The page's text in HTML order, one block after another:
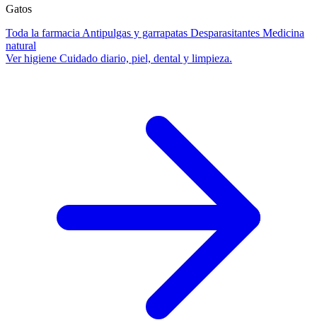
Gatos
Toda la farmacia Antipulgas y garrapatas Desparasitantes Medicina
natural
Ver higiene Cuidado diario, piel, dental y limpieza.